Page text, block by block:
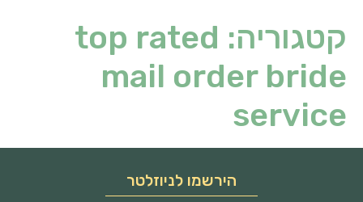
קטגוריה: top rated
mail order bride
service
הירשמו לניוזלטר